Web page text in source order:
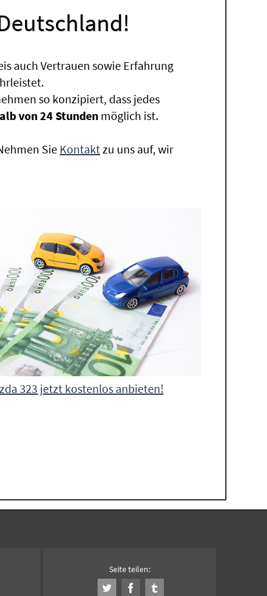
auch Vertrauen sowie Erfahrung
so konzipiert, dass jedes
von 24 Stunden möglich ist.
Sie Kontaktzu uns auf, wir
323 jetzt kostenlos anbieten!
Seite teilen: